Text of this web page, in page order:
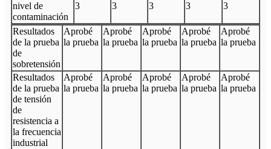
nivel de
contaminación
3 3 3 3 3
Resultados
de la prueba
de
sobretensión
Aprobé
la prueba
Aprobé
la prueba
Aprobé
la prueba
Aprobé
la prueba
Aprobé
la prueba
Resultados
de la prueba
de tensión
de
resistencia a
la frecuencia
industrial
Aprobé
la prueba
Aprobé
la prueba
Aprobé
la prueba
Aprobé
la prueba
Aprobé
la prueba